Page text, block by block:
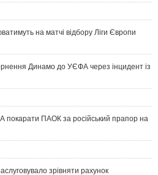
на матчі відбору Ліги Європи
Динамо до УЄФА через інцидент із
покарати ПАОК за російський прапор на
зрівняти рахунок